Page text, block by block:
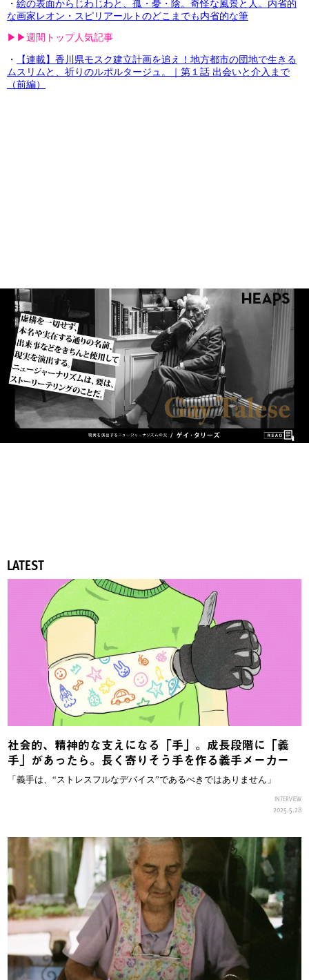
・ 絵の表面からじわじわと、孤・憂・陰。奇怪な風景と人。内省的
な画家レオン・スピリアールトのどこまでも内省的な筆
▶︎▶︎週間トップ人気記事
・
【連載】香川県モスク建立計画を追え！地方都市の団地で生きる
ムスリムと、祈りのルポルタージュ。｜第１話 出会いと介入まで
（前編）
LATEST
社会的、精神的な支えになる「手」。成長段階に「義
手」があったら。長く寄りそう手を作る義手メーカー
「義手は、“ストレスフルなデバイス”であるべきではありません」
INTERVIEW
2025.5.28